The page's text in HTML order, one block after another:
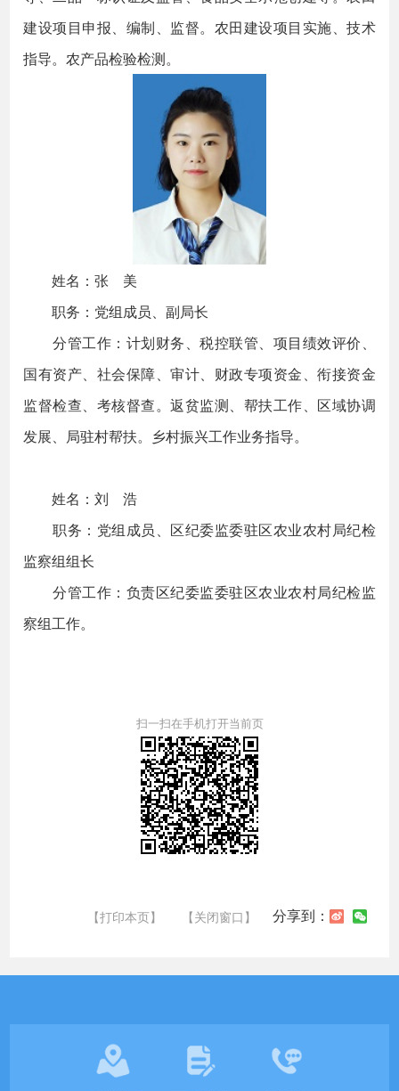
建设项目申报、编制、监督。农田建设项目实施、技术
指导。农产品检验检测。
姓名：张 美
职务：党组成员、副局长
分管工作：计划财务、税控联管、项目绩效评价、
国有资产、社会保障、审计、财政专项资金、衔接资金
监督检查、考核督查。返贫监测、帮扶工作、区域协调
发展、局驻村帮扶。乡村振兴工作业务指导。
姓名：刘 浩
职务：党组成员、区纪委监委驻区农业农村局纪检
监察组组长
分管工作：负责区纪委监委驻区农业农村局纪检监
察组工作。
扫一扫在手机打开当前页
【打印本页】 【关闭窗口】 分享到：